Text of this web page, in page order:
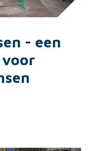
- een
voor